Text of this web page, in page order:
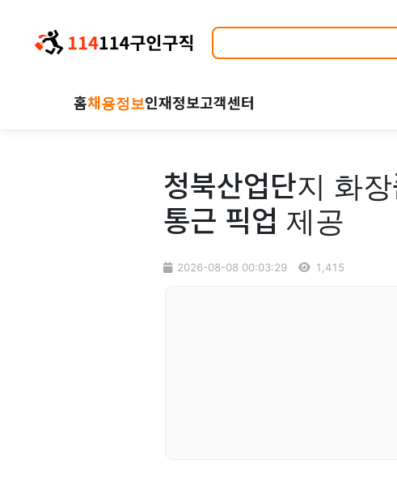
홈채용정보인재정보고객센터
청북산업단지 화
통근 픽업 제공
2026-08-08 00:03:29 1,415